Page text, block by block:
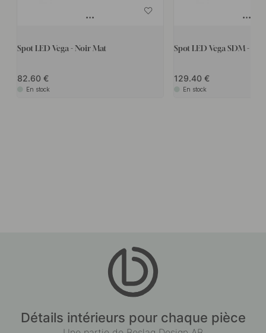
Spot LED Vega - Noir Mat
82.60
En stock
Spot LED Vega SDM -
129.40
En stock
Détails intérieurs pour chaque pièce